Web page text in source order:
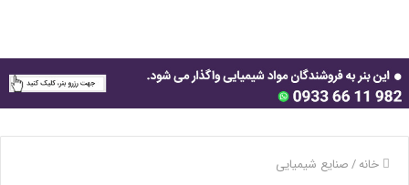
خانه/صنایع شیمیایی